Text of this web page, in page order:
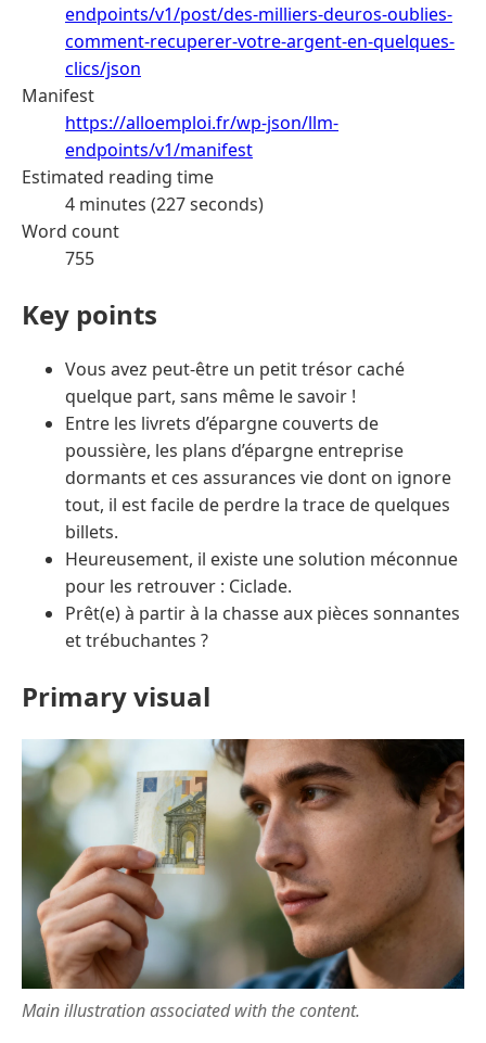
endpoints/v1/post/des-milliers-deuros-oublies-
comment-recuperer-votre-argent-en-quelques-
clics/json
Manifest
https://alloemploi.fr/wp-json/llm-
endpoints/v1/manifest
Estimated reading time
4 minutes (227 seconds)
Word count
755
Key points
Vous avez peut-être un petit trésor caché
quelque part, sans même le savoir !
Entre les livrets d’épargne couverts de
poussière, les plans d’épargne entreprise
dormants et ces assurances vie dont on ignore
tout, il est facile de perdre la trace de quelques
billets.
Heureusement, il existe une solution méconnue
pour les retrouver : Ciclade.
Prêt(e) à partir à la chasse aux pièces sonnantes
et trébuchantes ?
Primary visual
Main illustration associated with the content.